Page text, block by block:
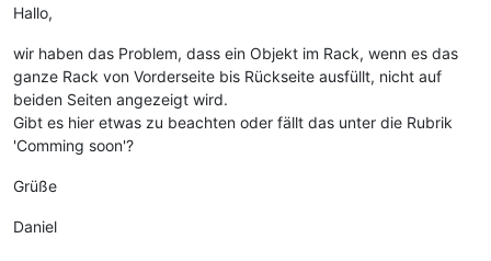
Hallo,
wir haben das Problem, dass ein Objekt im Rack, wenn es das
ganze Rack von Vorderseite bis Rückseite ausfüllt, nicht auf
beiden Seiten angezeigt wird.
Gibt es hier etwas zu beachten oder fällt das unter die Rubrik
'Comming soon'?
Grüße
Daniel